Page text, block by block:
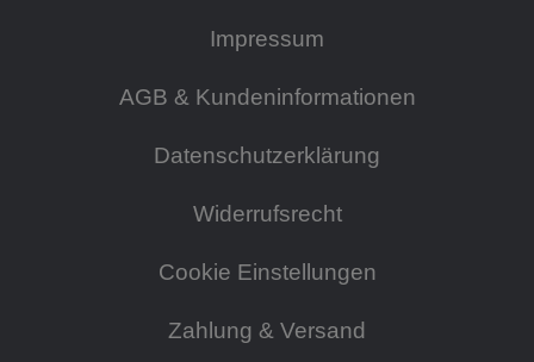
Impressum
AGB & Kundeninformationen
Datenschutzerklärung
Widerrufsrecht
Cookie Einstellungen
Zahlung & Versand